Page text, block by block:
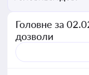
Головне за
дозволи